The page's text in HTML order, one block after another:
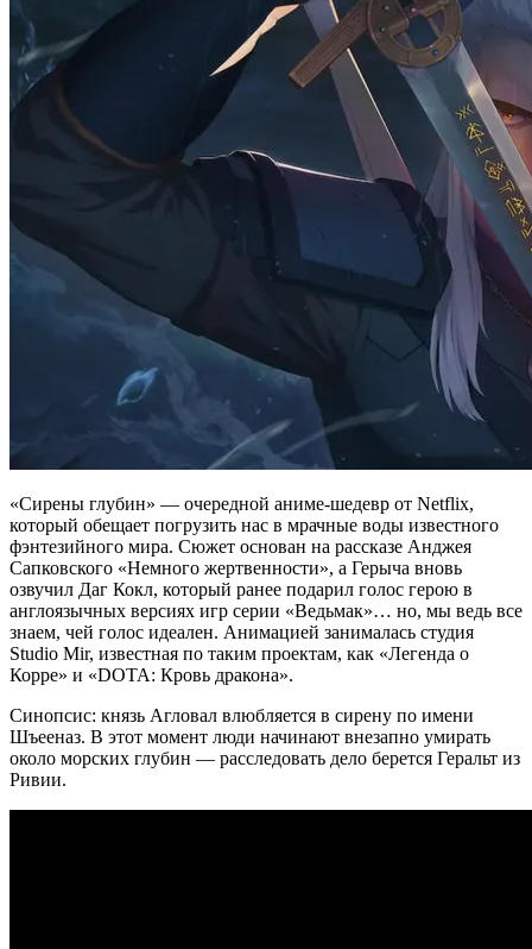
«Сирены глубин» — очередной аниме-шедевр от Netflix,
который обещает погрузить нас в мрачные воды известного
фэнтезийного мира. Сюжет основан на рассказе Анджея
Сапковского «Немного жертвенности», а Герыча вновь
озвучил Даг Кокл, который ранее подарил голос герою в
англоязычных версиях игр серии «Ведьмак»… но, мы ведь все
знаем, чей голос идеален. Анимацией занималась студия
Studio Mir, известная по таким проектам, как «Легенда о
Корре» и «DOTA: Кровь дракона».
Синопсис: князь Агловал влюбляется в сирену по имени
Шъееназ. В этот момент люди начинают внезапно умирать
около морских глубин — расследовать дело берется Геральт из
Ривии.